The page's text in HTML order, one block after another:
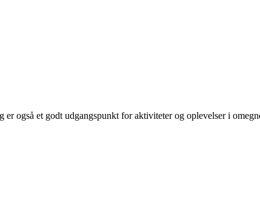
også et godt udgangspunkt for aktiviteter og oplevelser i